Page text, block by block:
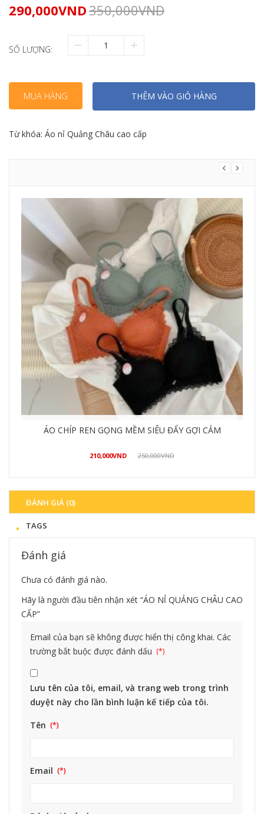
290,000VND350,000VND
SỐ LƯỢNG:
MUA HÀNG THÊM VÀO GIỎ HÀNG
Từ khóa: Áo nỉ Quảng Châu cao cấp
QUẦN ỐNG LOE CÁ TÍNH PHONG CÁCH
490,000VND 550,000VND
ĐÁNH GIÁ (0)
TAGS
Đánh giá
Chưa có đánh giá nào.
Hãy là người đầu tiên nhận xét “ÁO NỈ QUẢNG CHÂU CAO
CẤP”
Email của bạn sẽ không được hiển thị công khai. Các
trường bắt buộc được đánh dấu
Lưu tên của tôi, email, và trang web trong trình
duyệt này cho lần bình luận kế tiếp của tôi.
Tên
Email